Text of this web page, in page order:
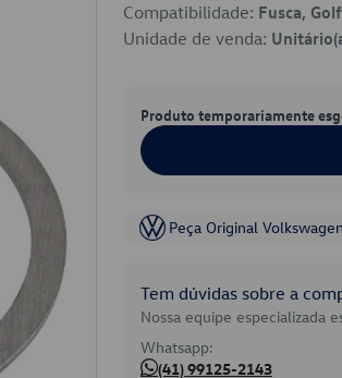
Compatibilidade: Fusca,
Unidade de venda:
Produto temporariamente
Peça Original Volkswagen
Tem dúvidas sobre a
Nossa equipe especializada
Whatsapp:
(41) 99125-2143